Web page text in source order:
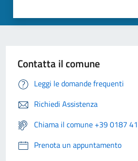
Contatta il comune
Leggi le domande frequenti
Richiedi Assistenza
Chiama il comune +39 0187
Prenota un appuntamento